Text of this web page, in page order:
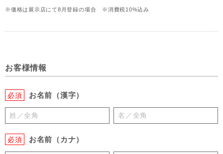
※価格は展示店にて8月登録の場合 ※消費税10%込み
お客様情報
必須 お名前（漢字）
必須 お名前（カナ）